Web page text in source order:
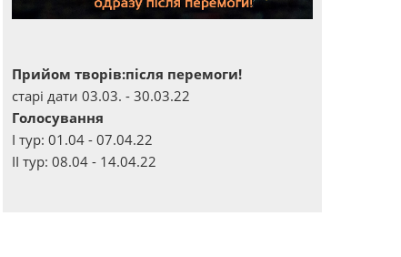
Прийом творів:після перемоги!
старі дати 03.03. - 30.03.22
Голосування
І тур: 01.04 - 07.04.22
ІІ тур: 08.04 - 14.04.22